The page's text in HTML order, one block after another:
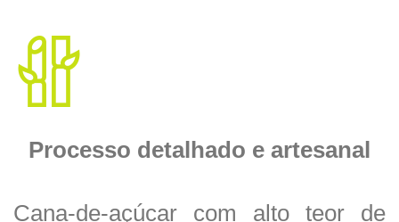
Processo detalhado e artesanal
Cana-de-açúcar com alto teor de